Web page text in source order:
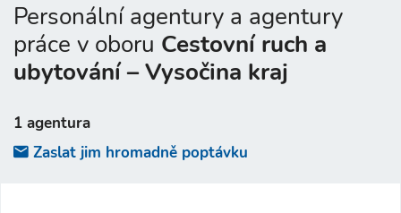
Personální agentury a agentury
práce v oboru Cestovní ruch a
ubytování – Vysočina kraj
1 agentura
Zaslat jim hromadně poptávku